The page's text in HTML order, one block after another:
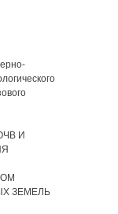
И
ЗЕМЕЛЬ